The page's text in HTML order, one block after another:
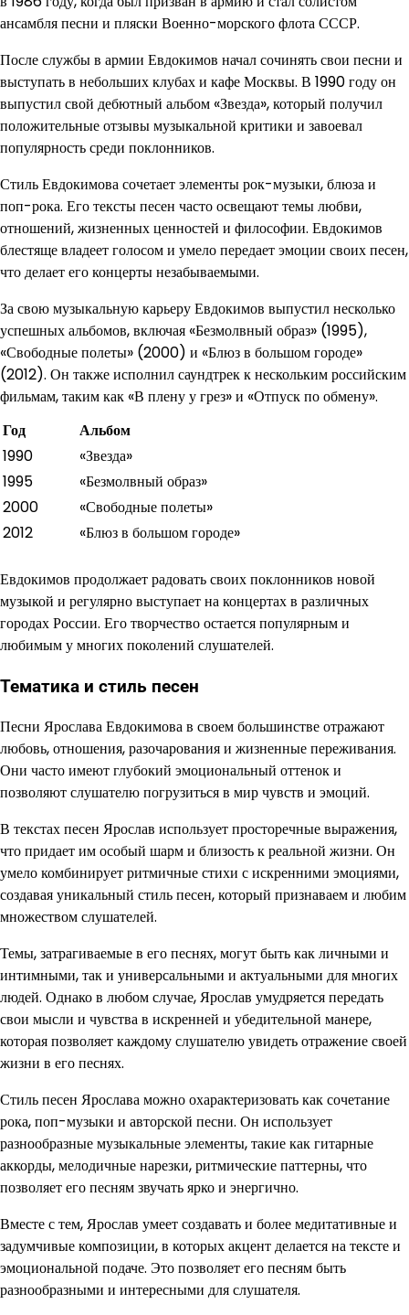
ансамбля песни и пляски Военно-морского флота СССР.
После службы в армии Евдокимов начал сочинять свои песни и
выступать в небольших клубах и кафе Москвы. В 1990 году он
выпустил свой дебютный альбом «Звезда», который получил
положительные отзывы музыкальной критики и завоевал
популярность среди поклонников.
Стиль Евдокимова сочетает элементы рок-музыки, блюза и
поп-рока. Его тексты песен часто освещают темы любви,
отношений, жизненных ценностей и философии. Евдокимов
блестяще владеет голосом и умело передает эмоции своих песен,
что делает его концерты незабываемыми.
За свою музыкальную карьеру Евдокимов выпустил несколько
успешных альбомов, включая «Безмолвный образ» (1995),
«Свободные полеты» (2000) и «Блюз в большом городе»
(2012). Он также исполнил саундтрек к нескольким российским
фильмам, таким как «В плену у грез» и «Отпуск по обмену».
Год
Альбом
1990
«Звезда»
1995
«Безмолвный образ»
2000
«Свободные полеты»
2012
«Блюз в большом городе»
Евдокимов продолжает радовать своих поклонников новой
музыкой и регулярно выступает на концертах в различных
городах России. Его творчество остается популярным и
любимым у многих поколений слушателей.
Тематика и стиль песен
Песни Ярослава Евдокимова в своем большинстве отражают
любовь, отношения, разочарования и жизненные переживания.
Они часто имеют глубокий эмоциональный оттенок и
позволяют слушателю погрузиться в мир чувств и эмоций.
В текстах песен Ярослав использует просторечные выражения,
что придает им особый шарм и близость к реальной жизни. Он
умело комбинирует ритмичные стихи с искренними эмоциями,
создавая уникальный стиль песен, который признаваем и любим
множеством слушателей.
Темы, затрагиваемые в его песнях, могут быть как личными и
интимными, так и универсальными и актуальными для многих
людей. Однако в любом случае, Ярослав умудряется передать
свои мысли и чувства в искренней и убедительной манере,
которая позволяет каждому слушателю увидеть отражение своей
жизни в его песнях.
Стиль песен Ярослава можно охарактеризовать как сочетание
рока, поп-музыки и авторской песни. Он использует
разнообразные музыкальные элементы, такие как гитарные
аккорды, мелодичные нарезки, ритмические паттерны, что
позволяет его песням звучать ярко и энергично.
Вместе с тем, Ярослав умеет создавать и более медитативные и
задумчивые композиции, в которых акцент делается на тексте и
эмоциональной подаче. Это позволяет его песням быть
разнообразными и интересными для слушателя.